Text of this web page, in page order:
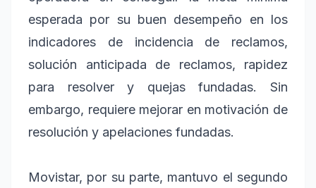
esperada por su buen desempeño en los
indicadores de incidencia de reclamos,
solución anticipada de reclamos, rapidez
para resolver y quejas fundadas. Sin
embargo, requiere mejorar en motivación de
resolución y apelaciones fundadas.
Movistar, por su parte, mantuvo el segundo